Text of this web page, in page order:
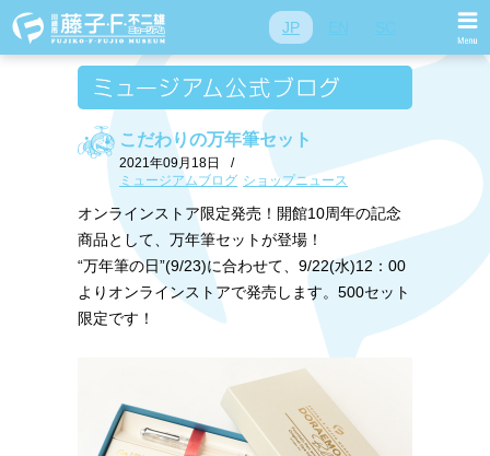
JP
こだわりの万年筆セット
2021年09月18日
/
ミュージアムブログ ショップニュース
オンラインストア限定発売！開館10周年の記念
商品として、万年筆セットが登場！
“万年筆の日”(9/23)に合わせて、9/22(水)12：00
よりオンラインストアで発売します。500セット
限定です！